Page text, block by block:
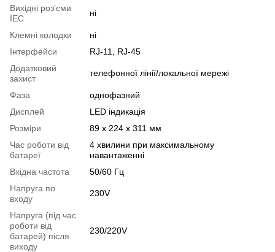
Вихідні роз'єми
IEC
ні
Клемні колодки
ні
Інтерфейси
RJ-11, RJ-45
Додатковий
захист
телефонної лінії/локальної мережі
Фаза
однофазний
Дисплей
LED індикація
Розміри
89 x 224 x 311 мм
Час роботи від
батареї
4 хвилини при максимальному
навантаженні
Вхідна частота
50/60 Гц
Напруга по
входу
230V
Напруга (під час
роботи від
батарей) після
виходу
230/220V